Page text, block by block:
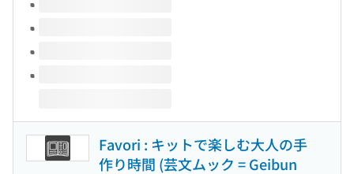
Favori : キットで楽しむ大人の手
作り時間 (芸文ムック = Geibun